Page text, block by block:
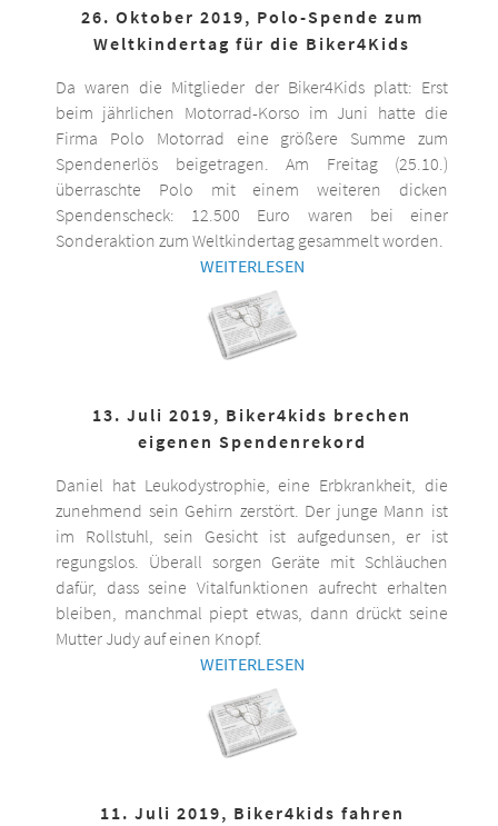
26. Oktober 2019, Polo-Spende zum
Weltkindertag für die Biker4Kids
Da waren die Mitglieder der Biker4Kids platt: Erst
beim jährlichen Motorrad-Korso im Juni hatte die
Firma Polo Motorrad eine größere Summe zum
Spendenerlös beigetragen. Am Freitag (25.10.)
überraschte Polo mit einem weiteren dicken
Spendenscheck: 12.500 Euro waren bei einer
Sonderaktion zum Weltkindertag gesammelt worden.
WEITERLESEN
13. Juli 2019, Biker4kids brechen
eigenen Spendenrekord
Daniel hat Leukodystrophie, eine Erbkrankheit, die
zunehmend sein Gehirn zerstört. Der junge Mann ist
im Rollstuhl, sein Gesicht ist aufgedunsen, er ist
regungslos. Überall sorgen Geräte mit Schläuchen
dafür, dass seine Vitalfunktionen aufrecht erhalten
bleiben, manchmal piept etwas, dann drückt seine
Mutter Judy auf einen Knopf.
WEITERLESEN
11. Juli 2019, Biker4kids fahren